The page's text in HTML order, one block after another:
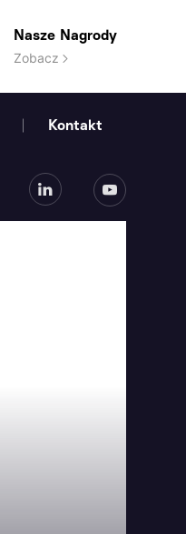
Nasze Nagrody
Zobacz
Kontakt